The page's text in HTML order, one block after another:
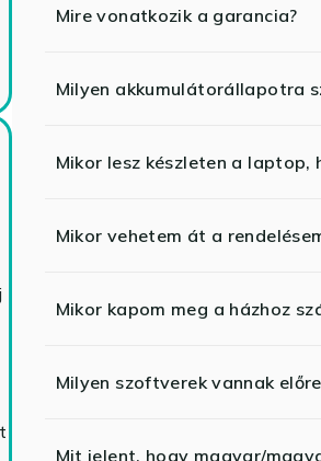
Mire vonatkozik a garancia?
Milyen akkumulátorállapotra
Mikor lesz készleten a laptop,
Mikor vehetem át a
Mikor kapom meg a házhoz
Milyen szoftverek vannak
Mit jelent, hogy magyar/